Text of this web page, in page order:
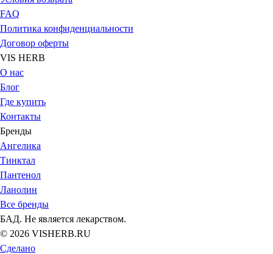
FAQ
Политика конфиденциальности
Договор оферты
VIS HERB
О нас
Блог
Где купить
Контакты
Бренды
Ангелика
Тинктал
Пантенол
Ланолин
Все бренды
БАД. Не является лекарством.
© 2026 VISHERB.RU
Сделано